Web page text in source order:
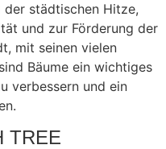
der städtischen Hitze,
und zur Förderung der
mit seinen vielen
Bäume ein wichtiges
verbessern und ein
TREE